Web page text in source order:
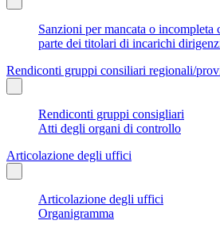
Sanzioni per mancata o incompleta
parte dei titolari di incarichi
Rendiconti gruppi consiliari regionali/
Rendiconti gruppi consigliari
Atti degli organi di controllo
Articolazione degli uffici
Articolazione degli uffici
Organigramma